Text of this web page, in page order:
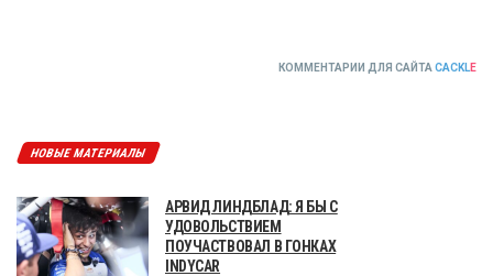
КОММЕНТАРИИ ДЛЯ САЙТА CACKLE
НОВЫЕ МАТЕРИАЛЫ
АРВИД ЛИНДБЛАД: Я БЫ С
УДОВОЛЬСТВИЕМ
ПОУЧАСТВОВАЛ В ГОНКАХ
INDYCAR